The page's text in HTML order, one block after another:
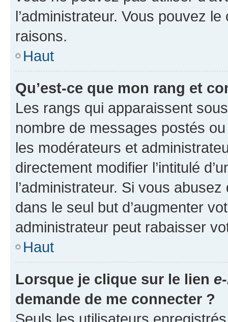
l’administrateur. Vous pouvez
raisons.
Haut
Qu’est-ce que mon rang et
Les rangs qui apparaissent
nombre de messages postés
les modérateurs et
directement modifier l’intitulé
l’administrateur. Si vous
dans le seul but d’augmenter
administrateur peut rabaisser
Haut
Lorsque je clique sur le lien
demande de me connecter ?